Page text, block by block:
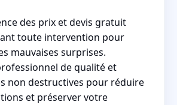
des prix et devis gratuit
toute intervention pour
mauvaises surprises.
de qualité et
non destructives pour réduire
et préserver votre